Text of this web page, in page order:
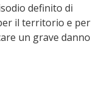
definito di
il territorio e per
un grave danno